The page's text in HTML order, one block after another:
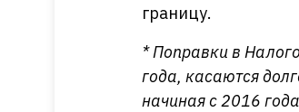
границу.
* Поправки в
года, касаются
начиная с 2016